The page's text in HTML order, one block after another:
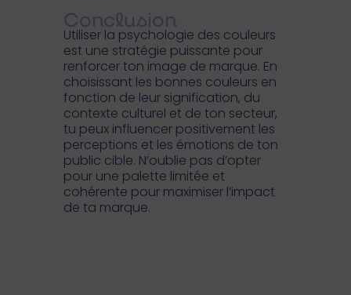
Conclusion
Utiliser la psychologie des couleurs
est une stratégie puissante pour
renforcer ton image de marque. En
choisissant les bonnes couleurs en
fonction de leur signification, du
contexte culturel et de ton secteur,
tu peux influencer positivement les
perceptions et les émotions de ton
public cible. N’oublie pas d’opter
pour une palette limitée et
cohérente pour maximiser l’impact
de ta marque.